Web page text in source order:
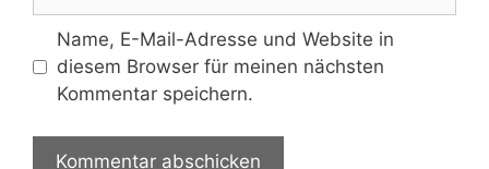
Name, E-Mail-Adresse und Website in
diesem Browser für meinen nächsten
Kommentar speichern.